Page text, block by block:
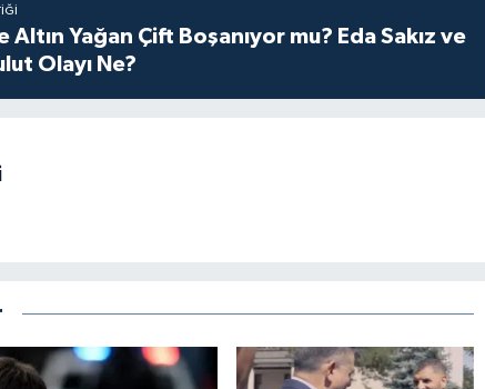
Altın Yağan Çift Boşanıyor mu? Eda Sakız ve
Olayı Ne?